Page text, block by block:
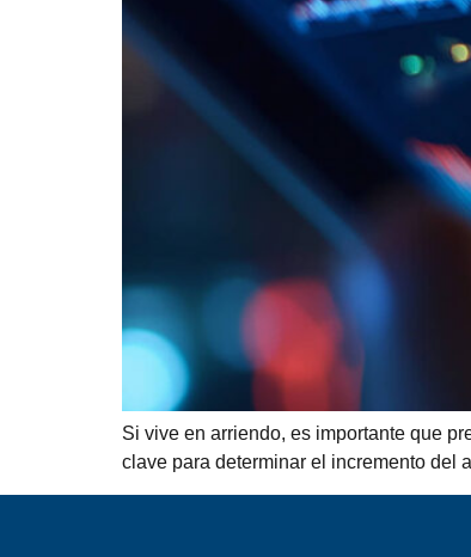
Si vive en arriendo, es importante que
clave para determinar el incremento del